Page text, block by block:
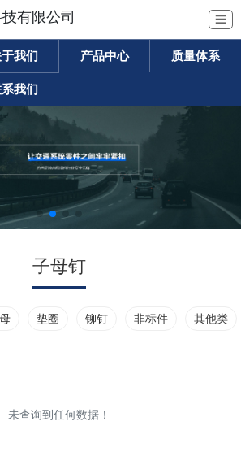
有限公司 ☰
我们 产品中心 质量体系
我们
子母钉
垫圈 铆钉 非标件 其他类
未查询到任何数据！